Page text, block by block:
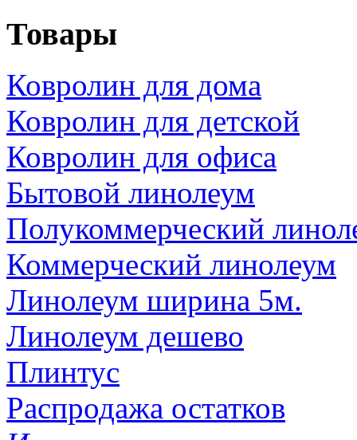
Товары
Ковролин для дома
Ковролин для детской
Ковролин для офиса
Бытовой линолеум
Полукоммерческий
Коммерческий линолеум
Линолеум ширина 5м.
Линолеум дешево
Плинтус
Распродажа остатков